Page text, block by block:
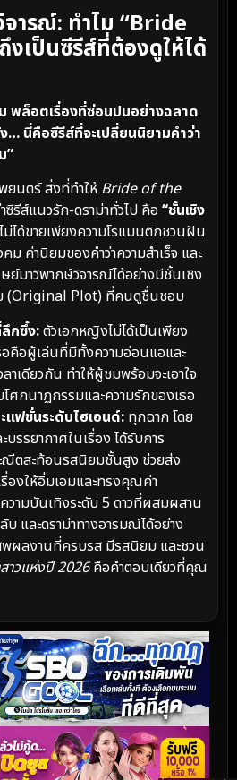
ารณ์: ทำไม “Bride
เป็นซีรีส์ที่ต้องดูให้ได้
พล็อตเรื่องที่ซ่อนปมอย่างฉลาด
นี่คือซีรีส์ที่จะเปลี่ยนนิยามคำว่า
”
ยนตร์ สิ่งที่ทำให้Bride of the
ซีรีส์แนวรัก-ดราม่าทั่วไป คือ “ชั้นเชิง
ม่ได้ขายเพียงความโรแมนติกชวนฝัน
ม ค่านิยมของคำว่าความสำเร็จ และ
มาวิพากษ์วิจารณ์ได้อย่างมีชั้นเชิง
ม (Original Plot) ที่คนดูชื่นชอบ
กซึ้ง:ตัวเอกหญิงไม่ได้เป็นเพียง
อคือผู้เล่นที่มีทั้งความอ่อนแอและ
ลาเดียวกัน ทำให้ผู้ชมพร้อมจะเอาใจ
โศกนาฏกรรมและความรักของเธอ
แฟชั่นระดับไฮเอนด์: ทุกฉาก โดย
ะบรรยากาศในเรื่อง ได้รับการ
ตสะท้อนรสนิยมชั้นสูง ช่วยส่ง
องให้อิ่มเอมและทรงคุณค่า
วามบันเทิงระดับ 5 ดาวที่ผสมผสาน
และดราม่าทางอารมณ์ได้อย่าง
ผลงานที่ครบรส มีรสนิยม และชวน
สาวแห่งปี 2026คือคำตอบเดียวที่คุณ